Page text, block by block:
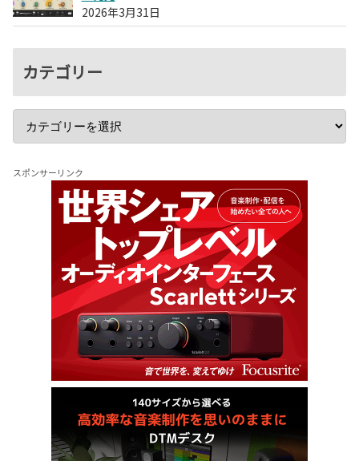
2026年3月31日
カテゴリー
スポンサーリンク